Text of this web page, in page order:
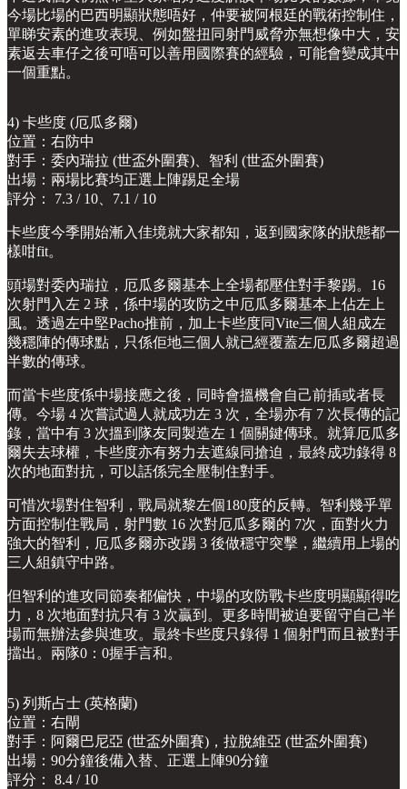
今場比場的巴西明顯狀態唔好，仲要被阿根廷的戰術控制住，
單睇安素的進攻表現、例如盤扭同射門威脅亦無想像中大，安
素返去車仔之後可唔可以善用國際賽的經驗，可能會變成其中
一個重點。
4) 卡些度 (厄瓜多爾)
位置：右防中
對手：委內瑞拉 (世盃外圍賽)、智利 (世盃外圍賽)
出場：兩場比賽均正選上陣踢足全場
評分： 7.3 / 10、7.1 / 10
卡些度今季開始漸入佳境就大家都知，返到國家隊的狀態都一
樣咁fit。
頭場對委內瑞拉，厄瓜多爾基本上全場都壓住對手黎踢。16
次射門入左 2 球，係中場的攻防之中厄瓜多爾基本上佔左上
風。透過左中堅Pacho推前，加上卡些度同Vite三個人組成左
幾穩陣的傳球點，只係佢地三個人就已經覆蓋左厄瓜多爾超過
半數的傳球。
而當卡些度係中場接應之後，同時會搵機會自己前插或者長
傳。今場 4 次嘗試過人就成功左 3 次，全場亦有 7 次長傳的記
錄，當中有 3 次搵到隊友同製造左 1 個關鍵傳球。就算厄瓜多
爾失去球權，卡些度亦有努力去遮線同搶迫，最終成功錄得 8
次的地面對抗，可以話係完全壓制住對手。
可惜次場對住智利，戰局就黎左個180度的反轉。智利幾乎單
方面控制住戰局，射門數 16 次對厄瓜多爾的 7次，面對火力
強大的智利，厄瓜多爾亦改踢 3 後做穩守突擊，繼續用上場的
三人組鎮守中路。
但智利的進攻同節奏都偏快，中場的攻防戰卡些度明顯顯得吃
力，8 次地面對抗只有 3 次贏到。更多時間被迫要留守自己半
場而無辦法參與進攻。最終卡些度只錄得 1 個射門而且被對手
擋出。兩隊0：0握手言和。
5) 列斯占士 (英格蘭)
位置：右閘
對手：阿爾巴尼亞 (世盃外圍賽)，拉脫維亞 (世盃外圍賽)
出場：90分鐘後備入替、正選上陣90分鐘
評分： 8.4 / 10